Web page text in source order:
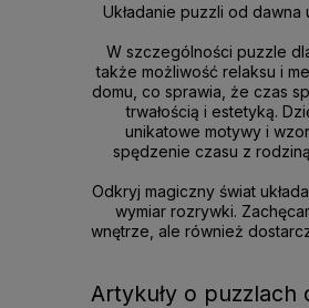
Układanie puzzli od
W szczególności puzzle
także możliwość relaksu i
domu, co sprawia, że czas
trwałością i estetyką.
unikatowe motywy i
spędzenie czasu z
Odkryj magiczny świat
wymiar rozrywki.
wnętrze, ale również
Artykuły o puzzlach